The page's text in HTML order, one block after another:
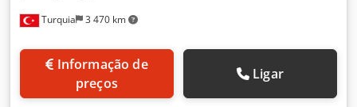
Turquia 3 470 km
preços
Ligar